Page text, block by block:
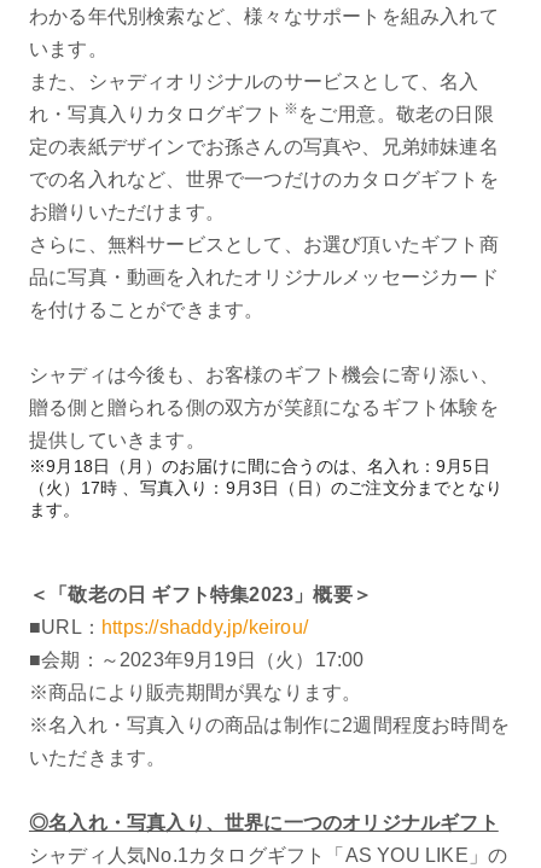
わかる年代別検索など、様々なサポートを組み入れて
います。
また、シャディオリジナルのサービスとして、名入
れ・写真入りカタログギフト ※ をご用意。敬老の日限
定の表紙デザインでお孫さんの写真や、兄弟姉妹連名
での名入れなど、世界で一つだけのカタログギフトを
お贈りいただけます。
さらに、無料サービスとして、お選び頂いたギフト商
品に写真・動画を入れたオリジナルメッセージカード
を付けることができます。
シャディは今後も、お客様のギフト機会に寄り添い、
贈る側と贈られる側の双方が笑顔になるギフト体験を
提供していきます。
※9月18日（月）のお届けに間に合うのは、名入れ：9月5日
（火）17時 、写真入り：9月3日（日）のご注文分までとなり
ます。
＜「敬老の日 ギフト特集2023」概要＞
■URL： https://shaddy.jp/keirou/
■会期：～2023年9月19日（火）17:00
※商品により販売期間が異なります。
※名入れ・写真入りの商品は制作に2週間程度お時間を
いただきます。
◎名入れ・写真入り、世界に一つのオリジナルギフト
シャディ人気No.1カタログギフト「AS YOU LIKE」の